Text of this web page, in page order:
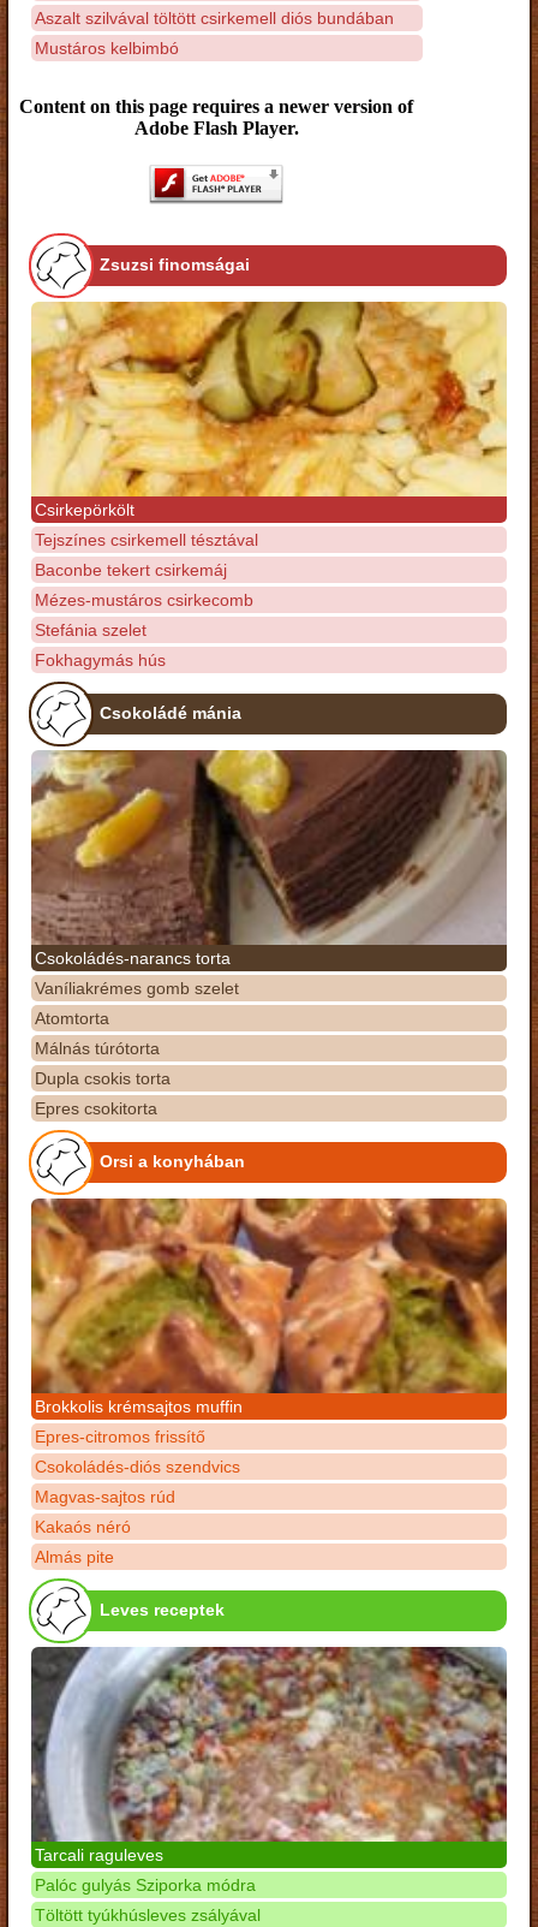
Aszalt szilvával töltött csirkemell diós bundában
Mustáros kelbimbó
Content on this page requires a newer version of
Adobe Flash Player.
Zsuzsi finomságai
Csirkepörkölt
Tejszínes csirkemell tésztával
Baconbe tekert csirkemáj
Mézes-mustáros csirkecomb
Stefánia szelet
Fokhagymás hús
Csokoládé mánia
Csokoládés-narancs torta
Vaníliakrémes gomb szelet
Atomtorta
Málnás túrótorta
Dupla csokis torta
Epres csokitorta
Orsi a konyhában
Brokkolis krémsajtos muffin
Epres-citromos frissítő
Csokoládés-diós szendvics
Magvas-sajtos rúd
Kakaós néró
Almás pite
Leves receptek
Tarcali raguleves
Palóc gulyás Sziporka módra
Töltött tyúkhúsleves zsályával